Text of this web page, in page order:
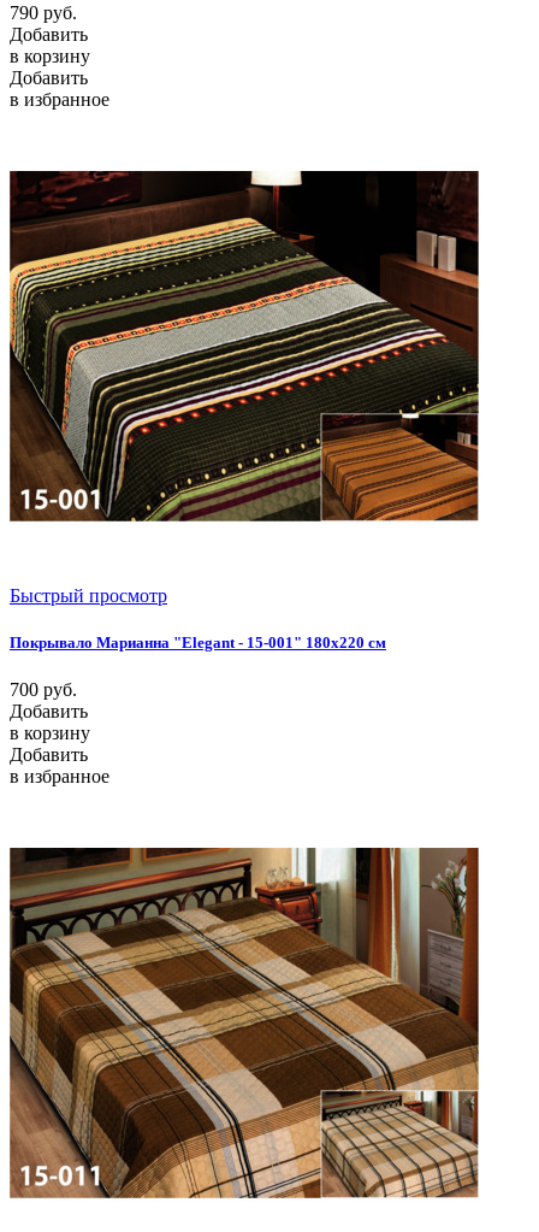
790 руб.
Добавить
в корзину
Добавить
в избранное
Быстрый просмотр
Покрывало Марианна "Elegant - 15-001" 180х220 см
700 руб.
Добавить
в корзину
Добавить
в избранное